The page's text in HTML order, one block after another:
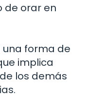
de orar en
una forma de
implica
los demás